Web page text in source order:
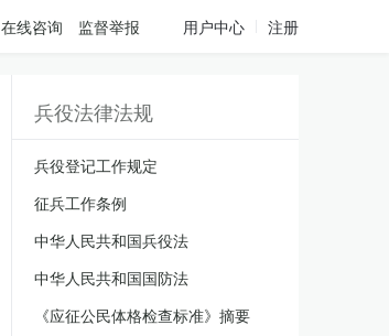
在线咨询 监督举报 用户中心 注册
兵役法律法规
兵役登记工作规定
征兵工作条例
中华人民共和国兵役法
中华人民共和国国防法
《应征公民体格检查标准》摘要